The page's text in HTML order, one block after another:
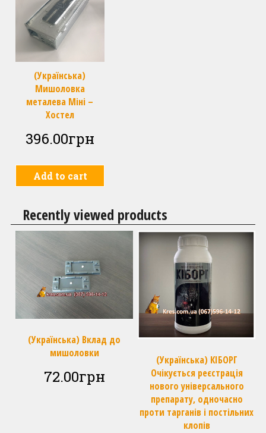
(Українська)
Мишоловка
металева Міні –
Хостел
396.00грн
Add to cart
Recently viewed products
(Українська) Вклад до
мишоловки
72.00грн
(Українська) КІБОРГ
Очікується реєстрація
нового універсального
препарату, одночасно
проти тарганів і постільних
клопів